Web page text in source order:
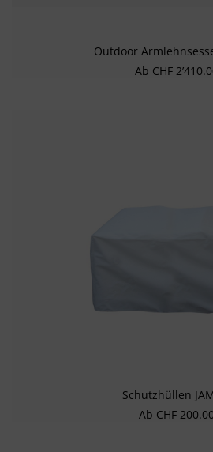
Outdoor
Regulärer
Ab CHF
Schutzhüllen
Regulärer
Ab CHF 200.00